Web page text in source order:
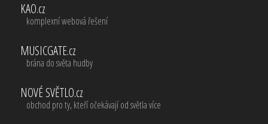
KAO.cz
komplexní webová řešení
MUSICGATE.cz
brána do světa hudby
NOVÉ SVĚTLO.cz
obchod pro ty, kteří očekávají od světla více